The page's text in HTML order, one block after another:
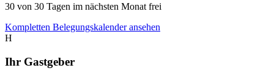
30 von 30 Tagen im nächsten Monat frei
Kompletten Belegungskalender ansehen
H
Ihr Gastgeber